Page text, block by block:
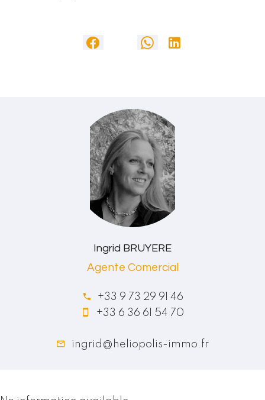
Ingrid BRUYERE
Agente Comercial
+33 9 73 29 91 46
+33 6 36 61 54 70
ingrid@heliopolis-immo.fr